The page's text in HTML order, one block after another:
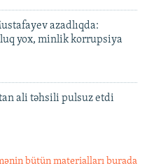
azadlıqda:
yox, minlik korrupsiya
ali təhsili pulsuz etdi
bütün materialları burada